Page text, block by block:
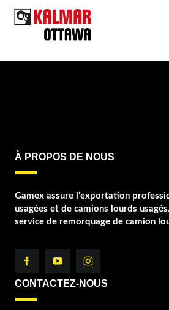
À PROPOS DE NOUS
Gamex assure l’exportation
usagées et de camions lourds
service de remorquage de camion
CONTACTEZ-NOUS